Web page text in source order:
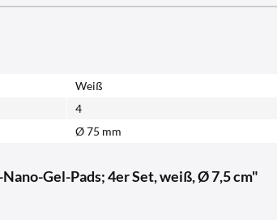
Weiß
4
Ø 75 mm
Gel-Pads; 4er Set, weiß, Ø 7,5 cm"